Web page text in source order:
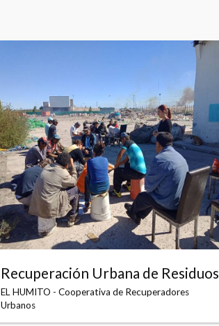
Recuperación Urbana de Residuos
EL HUMITO - Cooperativa de Recuperadores
Urbanos